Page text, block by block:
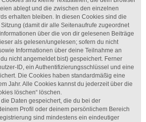
ablegt und die zwischen den einzelnen
erhalten bleiben. In diesen Cookies sind die
(damit dir alle Seitenaufrufe zugeordnet
über die von dir gelesenen Beiträge
als gelesen/ungelesen; sofern du nicht
Informationen über deine Teilnahme an
nicht angemeldet bist) gespeichert. Ferner
ID, ein Authentifizierungsschlüssel und eine
Die Cookies haben standardmäßig eine
Jahr. Alle Cookies kannst du jederzeit über die
löschen“ löschen.
Daten gespeichert, die du bei der
Profil oder deinem persönlichem Bereich
sind mindestens ein eindeutiger